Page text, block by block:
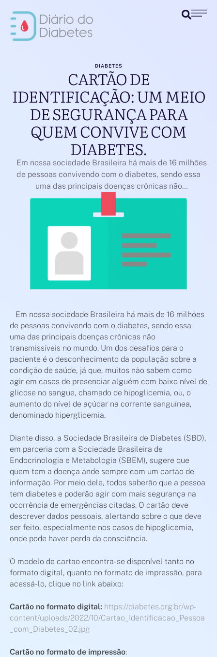
DIABETES
CARTÃO DE
IDENTIFICAÇÃO: UM MEIO
DE SEGURANÇA PARA
QUEM CONVIVE COM
DIABETES.
Em nossa sociedade Brasileira há mais de 16 milhões
de pessoas convivendo com o diabetes, sendo essa
uma das principais doenças crônicas não
transmissíveis no mundo. Um dos desafios para o
agir em casos de presenciar alguém com …
Em nossa sociedade Brasileira há mais de 16 milhões
de pessoas convivendo com o diabetes, sendo essa
uma das principais doenças crônicas não
transmissíveis no mundo. Um dos desafios para o
paciente é o desconhecimento da população sobre a
condição de saúde, já que, muitos não sabem como
agir em casos de presenciar alguém com baixo nível de
glicose no sangue, chamado de hipoglicemia, ou, o
aumento do nível de açúcar na corrente sanguínea,
denominado hiperglicemia.
Diante disso, a Sociedade Brasileira de Diabetes (SBD),
em parceria com a Sociedade Brasileira de
Endocrinologia e Metabologia (SBEM), sugere que
quem tem a doença ande sempre com um cartão de
informação. Por meio dele, todos saberão que a pessoa
tem diabetes e poderão agir com mais segurança na
ocorrência de emergências citadas. O cartão deve
descrever dados pessoais, alertando sobre o que deve
ser feito, especialmente nos casos de hipoglicemia,
onde pode haver perda da consciência.
O modelo de cartão encontra-se disponível tanto no
formato digital, quanto no formato de impressão, para
acessá-lo, clique no link abaixo:
Cartão no formato digital: https://diabetes.org.br/wp-
content/uploads/2022/10/Cartao_Identificacao_Pessoa
_com_Diabetes_02.jpg
Cartão no formato de impressão: